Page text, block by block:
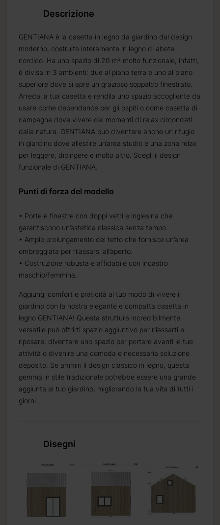
Descrizione
GENTIANA è la casetta in legno da giardino dal design
moderno, costruita interamente in legno di abete
nordico. Ha uno spazio di 20 m² molto funzionale, infatti,
è divisa in 3 ambienti: due al piano terra e uno al piano
superiore dove si apre un grazioso soppalco finestrato.
Arreda la tua casetta e rendila uno spazio accogliente da
usare come dependance per gli ospiti o come casetta di
campagna dove vivere dei momenti di relax circondati
dalla natura. GENTIANA può diventare anche un rifugio
in giardino dove allestire un’area studio e una zona relax
per leggere, dipingere e molto altro. Scegli il design
funzionale di GENTIANA.
Punti di forza del modello
• Porte e finestre con doppi vetri e inglesina che
garantiscono un’estetica classica senza tempo.
• Ampio prolungamento del tetto che fornisce un’area
ombreggiata per rilassarsi all’aperto.
• Costruzione robusta e affidabile con incastro
maschio/femmina.
Aggiungi comfort e praticità al tuo modo di vivere il
giardino con la nostra elegante e compatta casetta in
legno GENTIANA! Questa struttura incredibilmente
versatile può offrirti spazio aggiuntivo per rilassarti e
riposare, diventare uno spazio per portare avanti le tue
attività o divenire una comoda e necessaria soluzione
deposito. Se ammiri il design classico in legno, questa
gemma in stile tradizionale potrebbe essere una grande
aggiunta al tuo giardino, migliorando la tua vita di tutti i
giorni.
Disegni